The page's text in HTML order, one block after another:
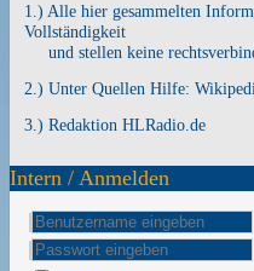
1.) Alle hier gesammelten
Vollständigkeit
und stellen keine
2.) Unter Quellen Hilfe:
3.) Redaktion HLRadio.de
Intern / Anmelden